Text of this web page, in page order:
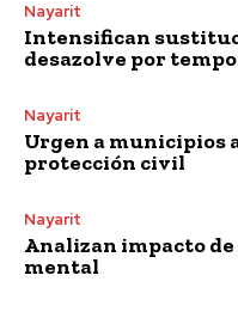
Nayarit
Intensifican
desazolve por
Nayarit
Urgen a municipios
protección civil
Nayarit
Analizan impacto
mental